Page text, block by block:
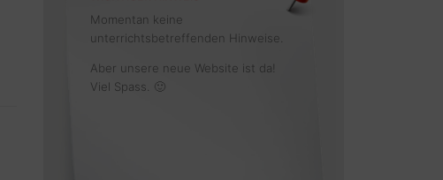
Momentan keine
unterrichtsbetreffenden Hinweise.
Aber unsere neue Website ist da!
Viel Spass. 🙂